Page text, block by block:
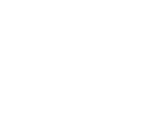
в день заказа